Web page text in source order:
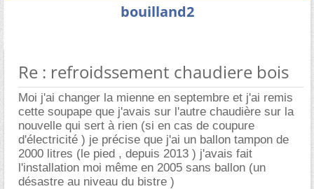
bouilland2
Re : refroidssement chaudiere bois
Moi j'ai changer la mienne en septembre et j'ai remis
cette soupape que j'avais sur l'autre chaudière sur la
nouvelle qui sert à rien (si en cas de coupure
d'électricité ) je précise que j'ai un ballon tampon de
2000 litres (le pied , depuis 2013 ) j'avais fait
l'installation moi même en 2005 sans ballon (un
désastre au niveau du bistre )